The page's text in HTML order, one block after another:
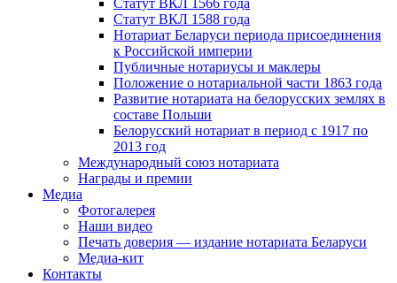
Статут ВКЛ 1566 года
Статут ВКЛ 1588 года
Нотариат Беларуси периода присоединения
к Российской империи
Публичные нотариусы и маклеры
Положение о нотариальной части 1863 года
Развитие нотариата на белорусских землях в
составе Польши
Белорусский нотариат в период с 1917 по
2013 год
Международный союз нотариата
Награды и премии
Медиа
Фотогалерея
Наши видео
Печать доверия — издание нотариата Беларуси
Медиа-кит
Контакты